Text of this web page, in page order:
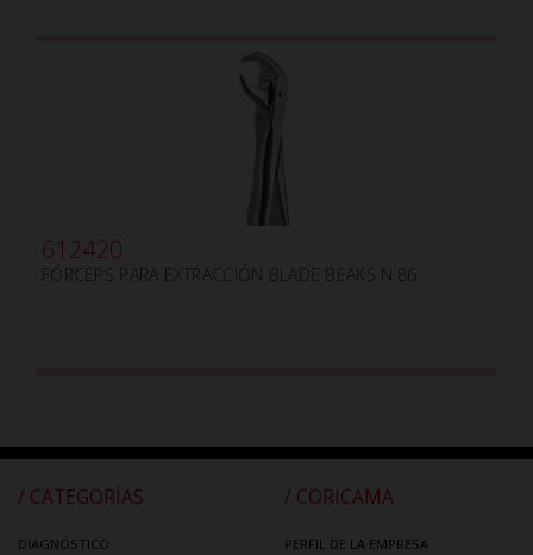
612420
FÓRCEPS PARA EXTRACCIÓN BLADE BEAKS N.86
/ CATEGORÍAS
DIAGNÓSTICO
/ CORICAMA
PERFIL DE LA EMPRESA